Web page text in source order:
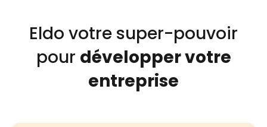
Eldo votre super-pouvoir
pour développer votre
entreprise